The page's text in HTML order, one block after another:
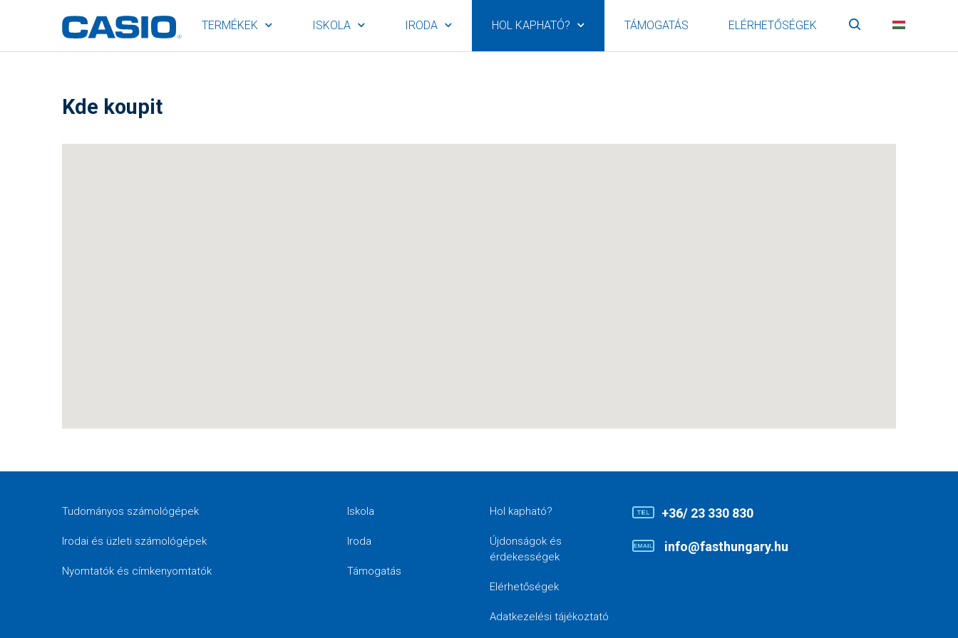
TERMÉKEK ISKOLA IRODA HOL KAPHATÓ? TÁMOGATÁS ELÉRHETŐSÉGEK Keresés
Kde koupit
Tudományos számológépek
Irodai és üzleti számológépek
Nyomtatók és címkenyomtatók
Iskola
Iroda
Támogatás
Hol kapható?
Újdonságok és
érdekességek
Elérhetőségek
Adatkezelési tájékoztató
+36/ 23 330 830
info@fasthungary.hu